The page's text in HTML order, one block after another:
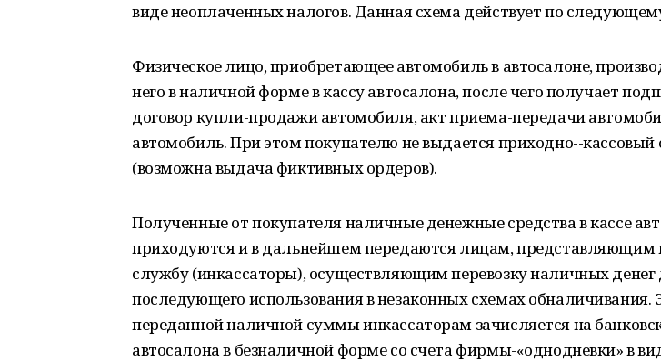
виде неоплаченных налогов. Данная схема действует по
Физическое лицо, приобретающее автомобиль в автосалоне,
него в наличной форме в кассу автосалона, после чего получает
договор купли-продажи автомобиля, акт приема-передачи
автомобиль. При этом покупателю не выдается приходно--кассовый
(возможна выдача фиктивных ордеров).
Полученные от покупателя наличные денежные средства в кассе
приходуются и в дальнейшем передаются лицам, представляющим
службу (инкассаторы), осуществляющим перевозку наличных денег
последующего использования в незаконных схемах обналичивания.
переданной наличной суммы инкассаторам зачисляется на
автосалона в безналичной форме со счета фирмы-«однодневки» в